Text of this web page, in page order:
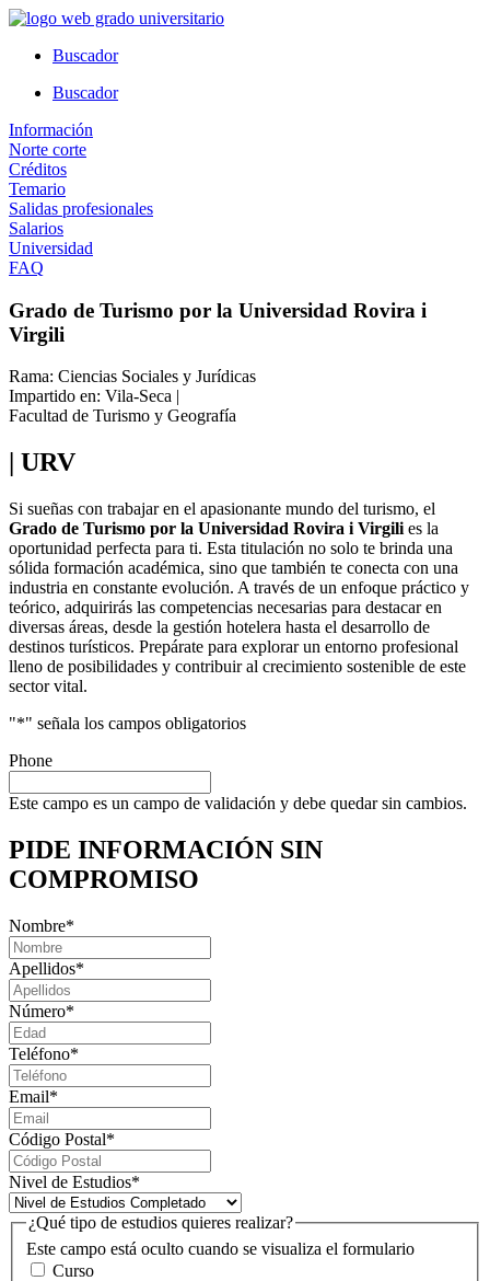
Ir
contenidoBuscador
Buscador
Información
Norte corte
Créditos
Temario
Salidas profesionales
Salarios
Universidad
FAQ
Grado de Turismo por la Universidad Rovira i
Virgili
Rama: Ciencias Sociales y Jurídicas
Impartido en: Vila-Seca |
Facultad de Turismo y Geografía
| URV
Si sueñas con trabajar en el apasionante mundo del turismo, el
Grado de Turismo por la Universidad Rovira i Virgili es la
oportunidad perfecta para ti. Esta titulación no solo te brinda una
sólida formación académica, sino que también te conecta con una
industria en constante evolución. A través de un enfoque práctico y
teórico, adquirirás las competencias necesarias para destacar en
diversas áreas, desde la gestión hotelera hasta el desarrollo de
destinos turísticos. Prepárate para explorar un entorno profesional
lleno de posibilidades y contribuir al crecimiento sostenible de este
sector vital.
"*" señala los campos obligatorios
Phone
Este campo es un campo de validación y debe quedar sin cambios.
PIDE INFORMACIÓN SIN
COMPROMISO
Nombre*
Apellidos*
Número*
Teléfono*
Email*
Código Postal*
Nivel de Estudios*
Este campo está oculto cuando se visualiza el formulario
¿Qué tipo de estudios quieres realizar?
Curso